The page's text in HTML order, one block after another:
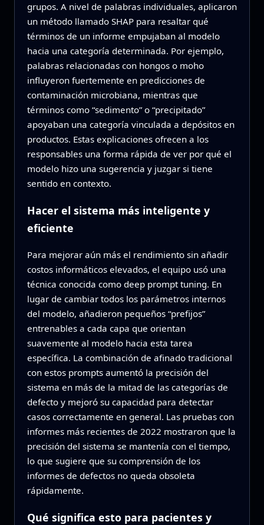
grupos. A nivel de palabras individuales, aplicaron
un método llamado SHAP para resaltar qué
términos de un informe empujaban al modelo
hacia una categoría determinada. Por ejemplo,
palabras relacionadas con hongos o moho
influyeron fuertemente en predicciones de
contaminación microbiana, mientras que
términos como “sedimento” o “precipitado”
apoyaban una categoría vinculada a depósitos en
productos. Estas explicaciones ofrecen a los
responsables una forma rápida de ver por qué el
modelo hizo una sugerencia y juzgar si tiene
sentido en contexto.
Hacer el sistema más inteligente y
eficiente
Para mejorar aún más el rendimiento sin añadir
costos informáticos elevados, el equipo usó una
técnica conocida como deep prompt tuning. En
lugar de cambiar todos los parámetros internos
del modelo, añadieron pequeños “prefijos”
entrenables a cada capa que orientan
suavemente al modelo hacia esta tarea
específica. La combinación de afinado tradicional
con estos prompts aumentó la precisión del
sistema en más de la mitad de las categorías de
defecto y mejoró su capacidad para detectar
casos correctamente en general. Las pruebas con
informes más recientes de 2022 mostraron que la
precisión del sistema se mantenía con el tiempo,
lo que sugiere que su comprensión de los
informes de defectos no queda obsoleta
rápidamente.
Qué significa esto para pacientes y